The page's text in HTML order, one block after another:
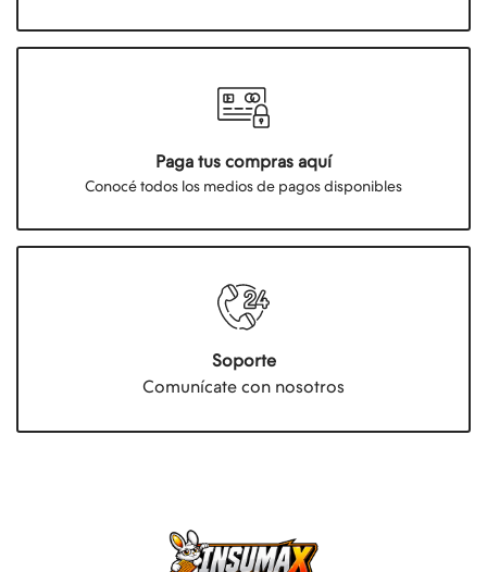
Paga tus compras aquí
Conocé todos los medios de pagos disponibles
Soporte
Comunícate con nosotros